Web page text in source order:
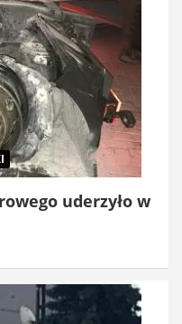
uderzyło w